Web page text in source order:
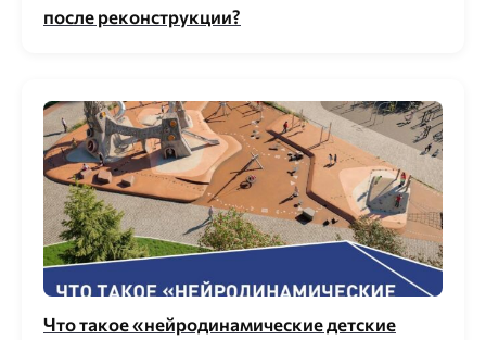
после реконструкции?
Что такое «нейродинамические детские